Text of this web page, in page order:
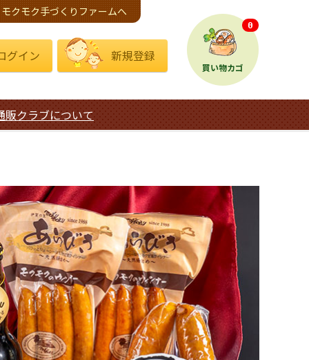
モクモク手づくりファームへ
グイン 新規登録
買い物カゴ
0
販クラブについて